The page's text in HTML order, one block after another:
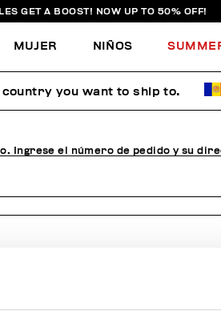
GET A BOOST! NOW UP TO 50% OFF!
MUJER NIÑOS
realiza
Ingrese el número de pedido y su
country you want to ship to.